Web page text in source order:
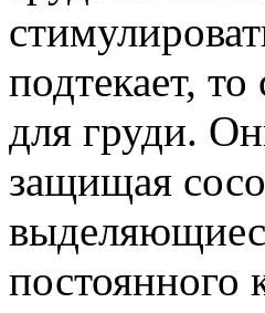
подтекает,
для груди.
защищая
постоянного